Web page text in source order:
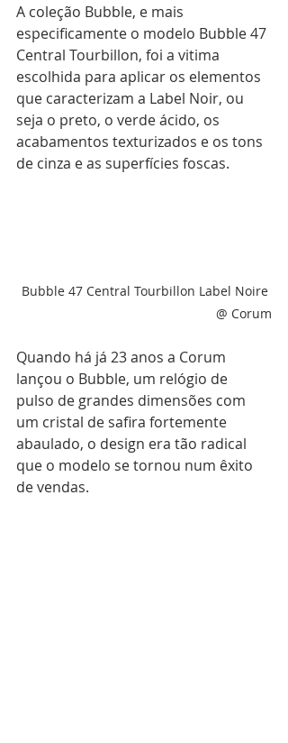
A coleção Bubble, e mais
especificamente o modelo Bubble 47
Central Tourbillon, foi a vitima
escolhida para aplicar os elementos
que caracterizam a Label Noir, ou
seja o preto, o verde ácido, os
acabamentos texturizados e os tons
de cinza e as superfícies foscas.
Bubble 47 Central Tourbillon Label Noire
@ Corum
Quando há já 23 anos a Corum
lançou o Bubble, um relógio de
pulso de grandes dimensões com
um cristal de safira fortemente
abaulado, o design era tão radical
que o modelo se tornou num êxito
de vendas.